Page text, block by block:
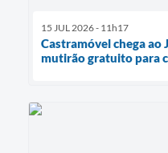
15 JUL 2026 - 11h17
Castramóvel chega ao
mutirão gratuito para